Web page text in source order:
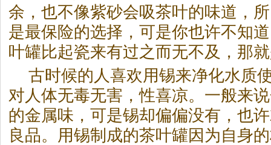
余，也不像紫砂会吸茶叶的味道，
是最保险的选择，可是你也许不知
叶罐比起瓷来有过之而无不及，那
古时候的人喜欢用锡来净化水质
对人体无毒无害，性喜凉。一般来
的金属味，可是锡却偏偏没有，也
良品。用锡制成的茶叶罐因为自身